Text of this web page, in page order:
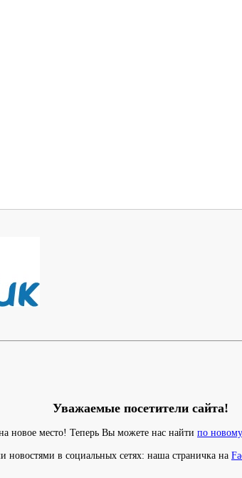
Уважаемые посетители сайта!
новое место! Теперь Вы можете нас найти по
в социальных сетях: наша страничка на